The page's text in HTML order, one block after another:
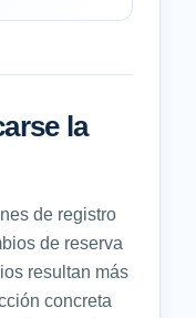
la
de registro
de reserva
resultan más
concreta